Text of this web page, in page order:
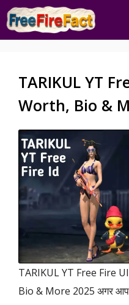
Skip
to
TARIKUL YT
Worth, Bio &
TARIKUL YT Free Fire
Bio & More 2025 अगर आप